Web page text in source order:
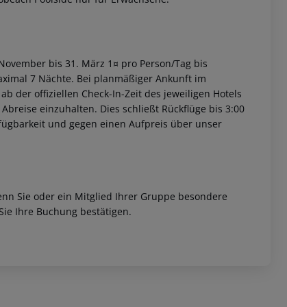
bis 31. März 1¤ pro Person/Tag bis
7 Nächte. Bei planmäßiger Ankunft im
der offiziellen Check-In-Zeit des jeweiligen Hotels
einzuhalten. Dies schließt Rückflüge bis 3:00
und gegen einen Aufpreis über unser
Sie oder ein Mitglied Ihrer Gruppe besondere
Ihre Buchung bestätigen.